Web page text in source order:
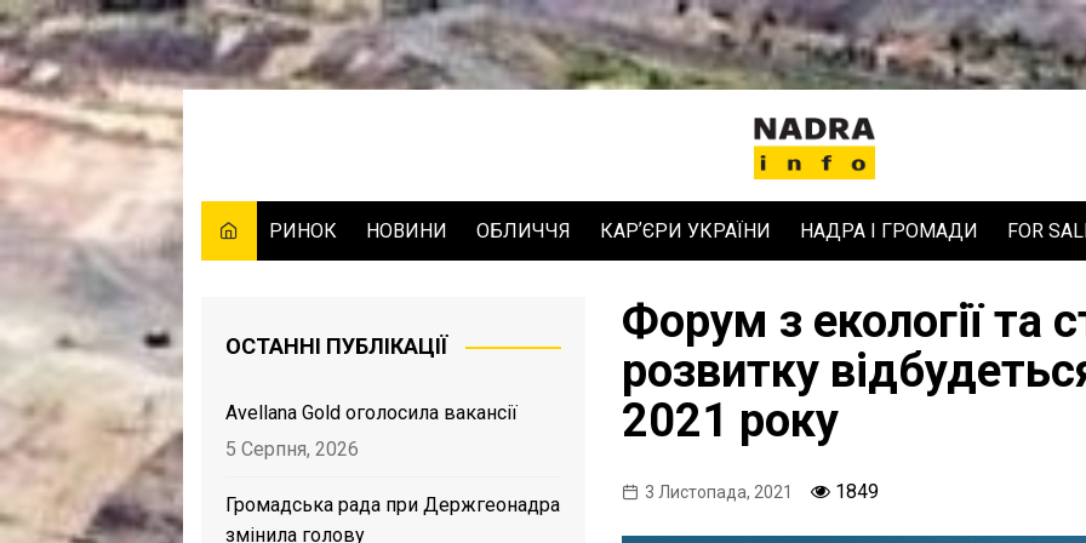
Skip
to
РИНОК НОВИНИ ОБЛИЧЧЯ КАРʼЄРИ УКРАЇНИ НАДРА І ГРОМАДИ FOR
Форум з екології та
розвитку
2021 року
3 Листопада, 2021 1849
ОСТАННІ ПУБЛІКАЦІЇ
Avellana Gold оголосила вакансії
5 Серпня, 2026
Громадська рада при Держгеонадра
змінила голову